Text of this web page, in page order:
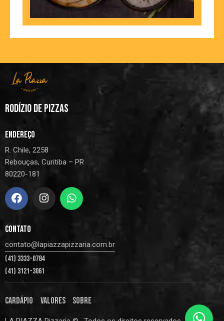
RODÍZIO DE PIZZAS
ENDEREÇO
R. Chile, 2258
Rebouças, Curitiba – PR
80220-181
CONTATO
contato@lapiazzapizzaria.com.br
(41) 3333-0784
(41) 3121-3061
CARDÁPIO VALORES SOBRE